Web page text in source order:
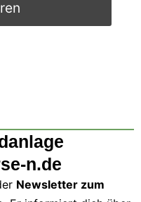
n.de
Newsletter zum